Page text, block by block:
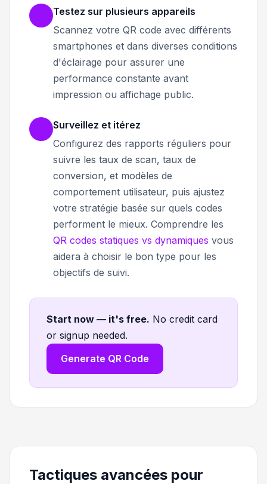
Testez sur plusieurs appareils
Scannez votre QR code avec différents
smartphones et dans diverses conditions
d'éclairage pour assurer une
performance constante avant
impression ou affichage public.
Surveillez et itérez
Configurez des rapports réguliers pour
suivre les taux de scan, taux de
conversion, et modèles de
comportement utilisateur, puis ajustez
votre stratégie basée sur quels codes
performent le mieux. Comprendre les
QR codes statiques vs dynamiques vous
aidera à choisir le bon type pour les
objectifs de suivi.
Start now — it's free. No credit card
or signup needed.
Generate QR Code
Tactiques avancées pour